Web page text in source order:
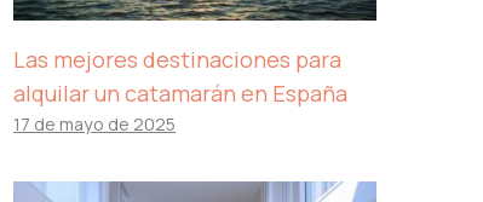
Las mejores destinaciones para
alquilar un catamarán en España
17 de mayo de 2025